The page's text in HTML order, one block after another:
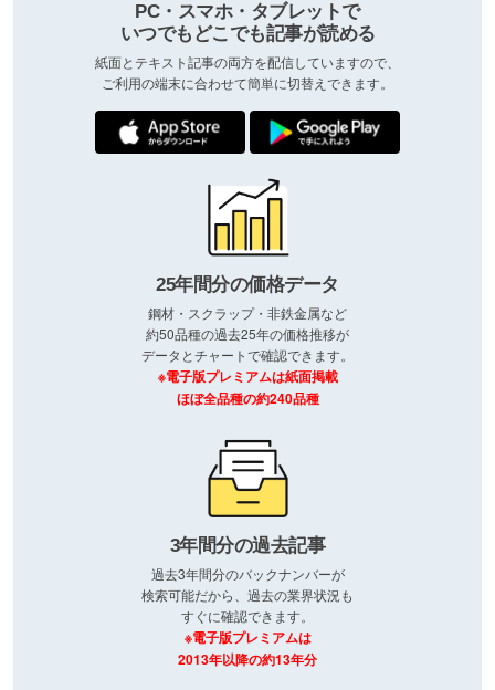
PC・スマホ・タブレットで
いつでもどこでも記事が読める
紙面とテキスト記事の両方を配信していますので、
ご利用の端末に合わせて簡単に切替えできます。
25年間分の価格データ
鋼材・スクラップ・非鉄金属など
約50品種の過去25年の価格推移が
データとチャートで確認できます。
※電子版プレミアムは紙面掲載
ほぼ全品種の約240品種
3年間分の過去記事
過去3年間分のバックナンバーが
検索可能だから、過去の業界状況も
すぐに確認できます。
※電子版プレミアムは
2013年以降の約13年分